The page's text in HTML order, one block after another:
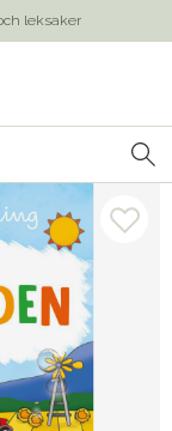
leksaker